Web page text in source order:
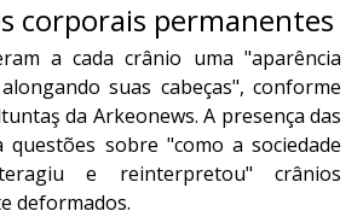
corporais permanentes
a cada crânio uma "aparência
suas cabeças", conforme
da Arkeonews. A presença das
questões sobre "como a sociedade
e reinterpretou" crânios
deformados.